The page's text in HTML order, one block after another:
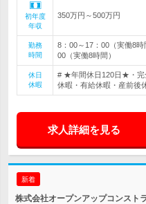
初年度
年収
350万円～500万円
勤務
時間
8：00～17：00（実働8
00（実働8時間）
休日
休暇
# ★年間休日120日★・完
休暇・有給休暇・産前後
求人詳細を見る
新着
株式会社オープンアップコンスト